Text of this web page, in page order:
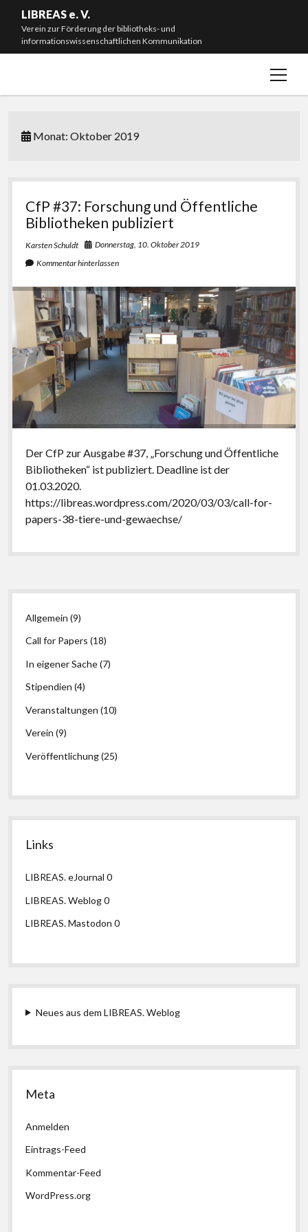
LIBREAS e. V.
Verein zur Förderung der bibliotheks- und
informationswissenschaftlichen Kommunikation
Menü
Mitmachen & Spenden
Satzung
Impressum
#L20J – Zwanzig Jahre LIBREAS. Library Ideas
instagram
blueskyemail-
form
github
Monat:Oktober 2019
CfP #37: Forschung und Öffentliche
Bibliotheken publiziert
Karsten Schuldt
Donnerstag, 10. Oktober 2019
Kommentar hinterlassen
Der CfP zur Ausgabe #37, „Forschung und Öffentliche
Bibliotheken“ ist publiziert. Deadline ist der
01.03.2020.
https://libreas.wordpress.com/2020/03/03/call-for-
papers-38-tiere-und-gewaechse/
Seitenleiste
Allgemein (9)
Call for Papers (18)
In eigener Sache(7)
Stipendien (4)
Veranstaltungen (10)
Verein (9)
Veröffentlichung(25)
Links
LIBREAS. eJournal 0
LIBREAS. Weblog0
LIBREAS. Mastodon 0
Neues aus dem LIBREAS. Weblog
Meta
Anmelden
Eintrags-Feed
Kommentar-Feed
WordPress.org